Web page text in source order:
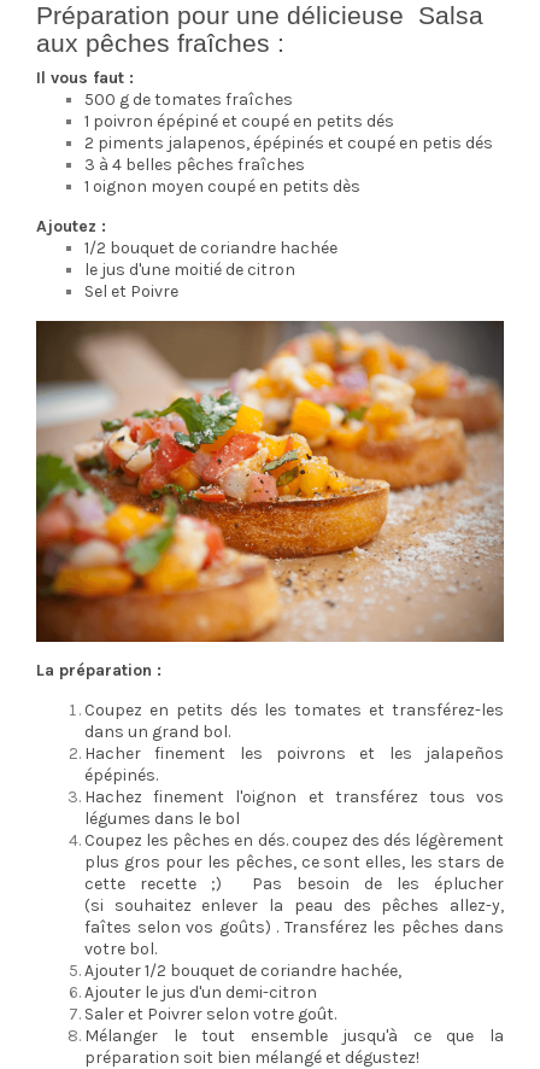
Préparation pour une délicieuse Salsa
aux pêches fraîches :
Il vous faut :
500 g de tomates fraîches
1 poivron épépiné et coupé en petits dés
2 piments jalapenos, épépinés et coupé en petis dés
3 à 4 belles pêches fraîches
1 oignon moyen coupé en petits dès
Ajoutez :
1/2 bouquet de coriandre hachée
le jus d'une moitié de citron
Sel et Poivre
La préparation :
Coupez en petits dés les tomates et transférez-les
dans un grand bol.
Hacher finement les poivrons et les jalapeños
épépinés.
Hachez finement l'oignon et transférez tous vos
légumes dans le bol
Coupez les pêches en dés. coupez des dés légèrement
plus gros pour les pêches, ce sont elles, les stars de
cette recette ;) Pas besoin de les éplucher
(si souhaitez enlever la peau des pêches allez-y,
faîtes selon vos goûts) . Transférez les pêches dans
votre bol.
Ajouter 1/2 bouquet de coriandre hachée,
Ajouter le jus d'un demi-citron
Saler et Poivrer selon votre goût.
Mélanger le tout ensemble jusqu'à ce que la
préparation soit bien mélangé et dégustez!